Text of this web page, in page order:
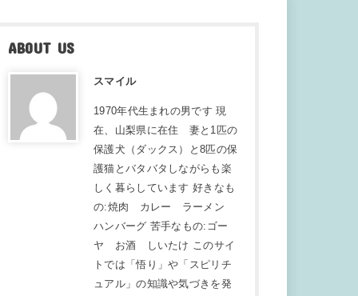
ABOUT US
スマイル
1970年代生まれの男です 現
在、山梨県に在住 妻と1匹の
保護犬（ダックス）と8匹の保
護猫とバタバタしながらも楽
しく暮らしています 好きなも
の:焼肉 カレー ラーメン
ハンバーグ 苦手なもの:ゴー
ヤ お酒 しいたけ このサイ
トでは「悟り」や「スピリチ
ュアル」の知識や気づきを発